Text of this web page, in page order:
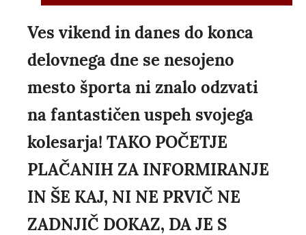
Ves vikend in danes do konca
delovnega dne se nesojeno
mesto športa ni znalo odzvati
na fantastičen uspeh svojega
kolesarja! TAKO POČETJE
PLAČANIH ZA INFORMIRANJE
IN ŠE KAJ, NI NE PRVIČ NE
ZADNJIČ DOKAZ, DA JE S